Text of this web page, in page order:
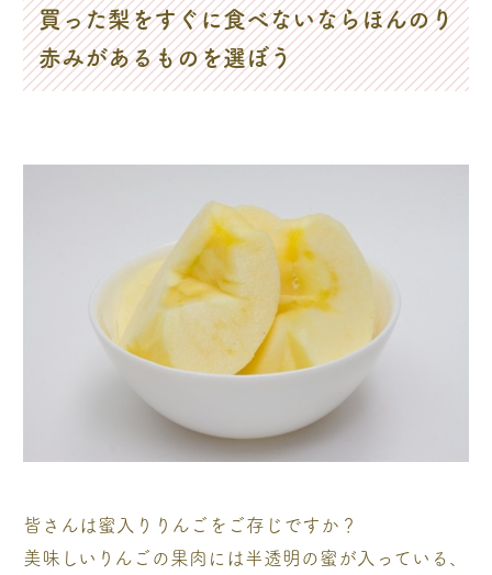
買った梨をすぐに食べないならほんのり
赤みがあるものを選ぼう
皆さんは蜜入りりんごをご存じですか？
美味しいりんごの果肉には半透明の蜜が入っている、